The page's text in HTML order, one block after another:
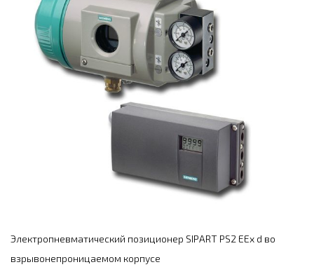
Электропневматический позиционер SIPART PS2 EEx d во
взрывонепроницаемом корпусе